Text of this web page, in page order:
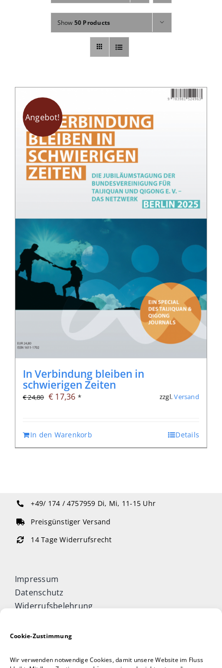
Cookie-Zustimmung
Wir verwenden notwendige Cookies, damit unsere Website im Fluss
Fachbücher
Poster, Karten, Medien
Show 50 Products
Angebot!
In Verbindung bleiben in
schwierigen Zeiten
€24,80 Ursprünglicher
€ 24,80
€ 17,36Aktueller
€ 17,36.
* zzgl.Versand
In den Warenkorb Details
+49/ 174 / 4757959 Di, Mi, 11-15 Uhr
Preisgünstiger Versand
14 Tage Widerrufsrecht
Impressum
Datenschutz
Widerrufsbelehrung
Allgemeine Geschäftsbedingungen